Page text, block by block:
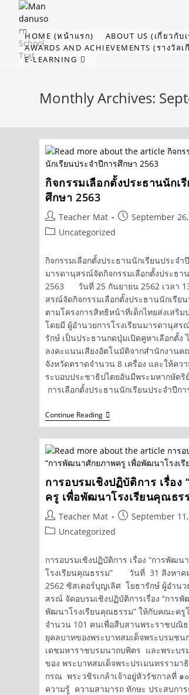
contentHOME (หน้าแรก) ABOUT US (เกี่ยวกับ
AWARDS AND ACHIEVEMENTS (ราง
E-LEARNING
Monthly Archives:
กิจกรรมเลือกตั้งประธานนักเ
ศึกษา 2563
Post
author:
Teacher Mat
PostSeptember
PostUncategorized
กิจกรรมเลือกตั้งประธานนักเรียนประจำ
มารดานุสรณ์จัดกิจกรรมเลือกตั้งประธา
2563 วันที่ 25 กันยายน 2562 เวลา
สรณ์จัดกิจกรรมเลือกตั้งประธานนักเรีย
ตามโครงการสิทธิหน้าที่เด็กไทยส่งเสริ
โดยมี ผู้อำนวยการโรงเรียนมารดานุส
รักษ์ เป็นประธานกดปุ่มเปิดคูหาเลือกตั้ง
ลงคะแนนเสียงอัตโนมัติจากสำนักงานค
จังหวัดตราดจำนวน 8 เครื่อง และให้คว
ระบอบประชาธิปไตยอันมีพระมหากษั
การเลือกตั้งประธานนักเรียนประจำปีก
Continue Readingกิจกรรม
เลือก
นักเรียน
ประจำ
การ
ศึกษา
2563
การอบรมเชิงปฏิบัติการ เรื่อ
ครู เพื่อพัฒนาโรงเรียนคุณธร
Post
author:
Teacher Mat
PostSeptember
PostUncategorized
การอบรมเชิงปฏิบัติการ เรื่อง “การพัฒ
โรงเรียนคุณธรรม” วันที่ 31 สิงหาค
2562 ซิสเตอร์บุญเลิศ โยธารักษ์ ผู้อำนว
สรณ์ จัดอบรมเชิงปฏิบัติการเรื่อง “การ
พัฒนาโรงเรียนคุณธรรม” ให้กับคณะครู
จำนวน 101 คนเพื่อสืบสานพระราชปณิธ
ยุคลบาทของพระบาทสมเด็จพระบรมชน
เดชมหาราชบรมนาถบพิตร และพระบร
ของ พระบาทสมเด็จพระปรเมนทรราม
กรณ พระวชิรเกล้าเจ้าอยู่หัวรัชกาลที่ ๑
ความรู้ ความสามารถ ทักษะ ประสบกา